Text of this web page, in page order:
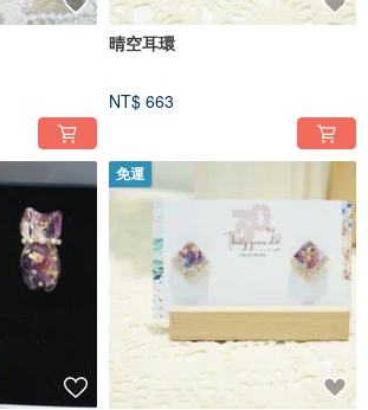
晴空耳環
NT$ 663
免運